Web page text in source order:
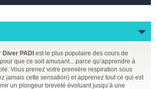
Diver PADI est le plus populaire des cours de
que ce soit amusant... parce qu’apprendre à
Vous prenez votre première respiration sous
jamais cette sensation) et apprenez tout ce qui est
un plongeur breveté évoluant jusqu’à une